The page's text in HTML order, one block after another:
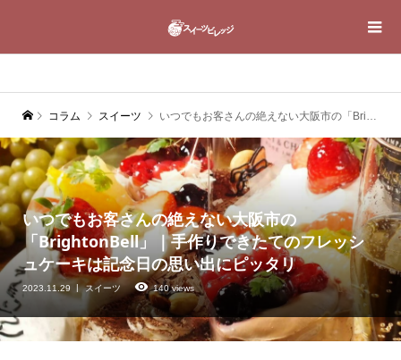
コラム スイーツ いつでもお客さんの絶えない大阪市の「BrightonBell」｜手作りできたてのフレッシュケーキは記念日の思い出にピッタリ
いつでもお客さんの絶えない大阪市の
「BrightonBell」｜手作りできたてのフレッシ
ュケーキは記念日の思い出にピッタリ
2023.11.29 スイーツ 140 views